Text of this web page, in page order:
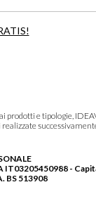
prodotti e tipologie,
IT03205450988 -
BS 513908